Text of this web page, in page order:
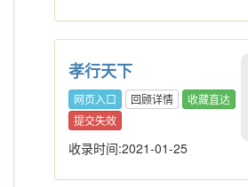
孝行天下
网页入口 回顾详情
收藏直达
提交失效
收录时间:2021-01-25